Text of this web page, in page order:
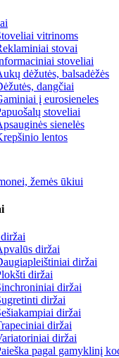
vitrinoms
stovai
stoveliai
dėžutės, balsadėžės
dangčiai
į eurosieneles
stoveliai
sienelės
lentos
žemės ūkiui
diržai
diržai
diržai
diržai
diržai
diržai
diržai
diržai
pagal gamyklinį